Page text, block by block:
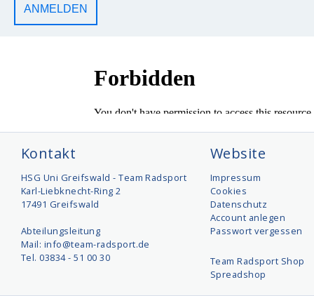
Kontakt
HSG Uni Greifswald - Team Radsport
Karl-Liebknecht-Ring 2
17491 Greifswald
Abteilungsleitung
Mail: info@team-radsport.de
Tel. 03834 - 51 00 30
Website
Impressum
Cookies
Datenschutz
Account anlegen
Passwort vergessen
Team Radsport Shop
Spreadshop